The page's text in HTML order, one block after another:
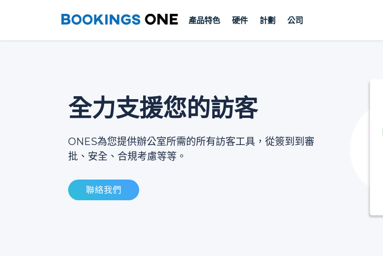
產品特色 硬件 計劃 公司
全力支援您的訪客
ONES為您提供辦公室所需的所有訪客工具，從簽到到審
批、安全、合規考慮等等。
聯絡我們